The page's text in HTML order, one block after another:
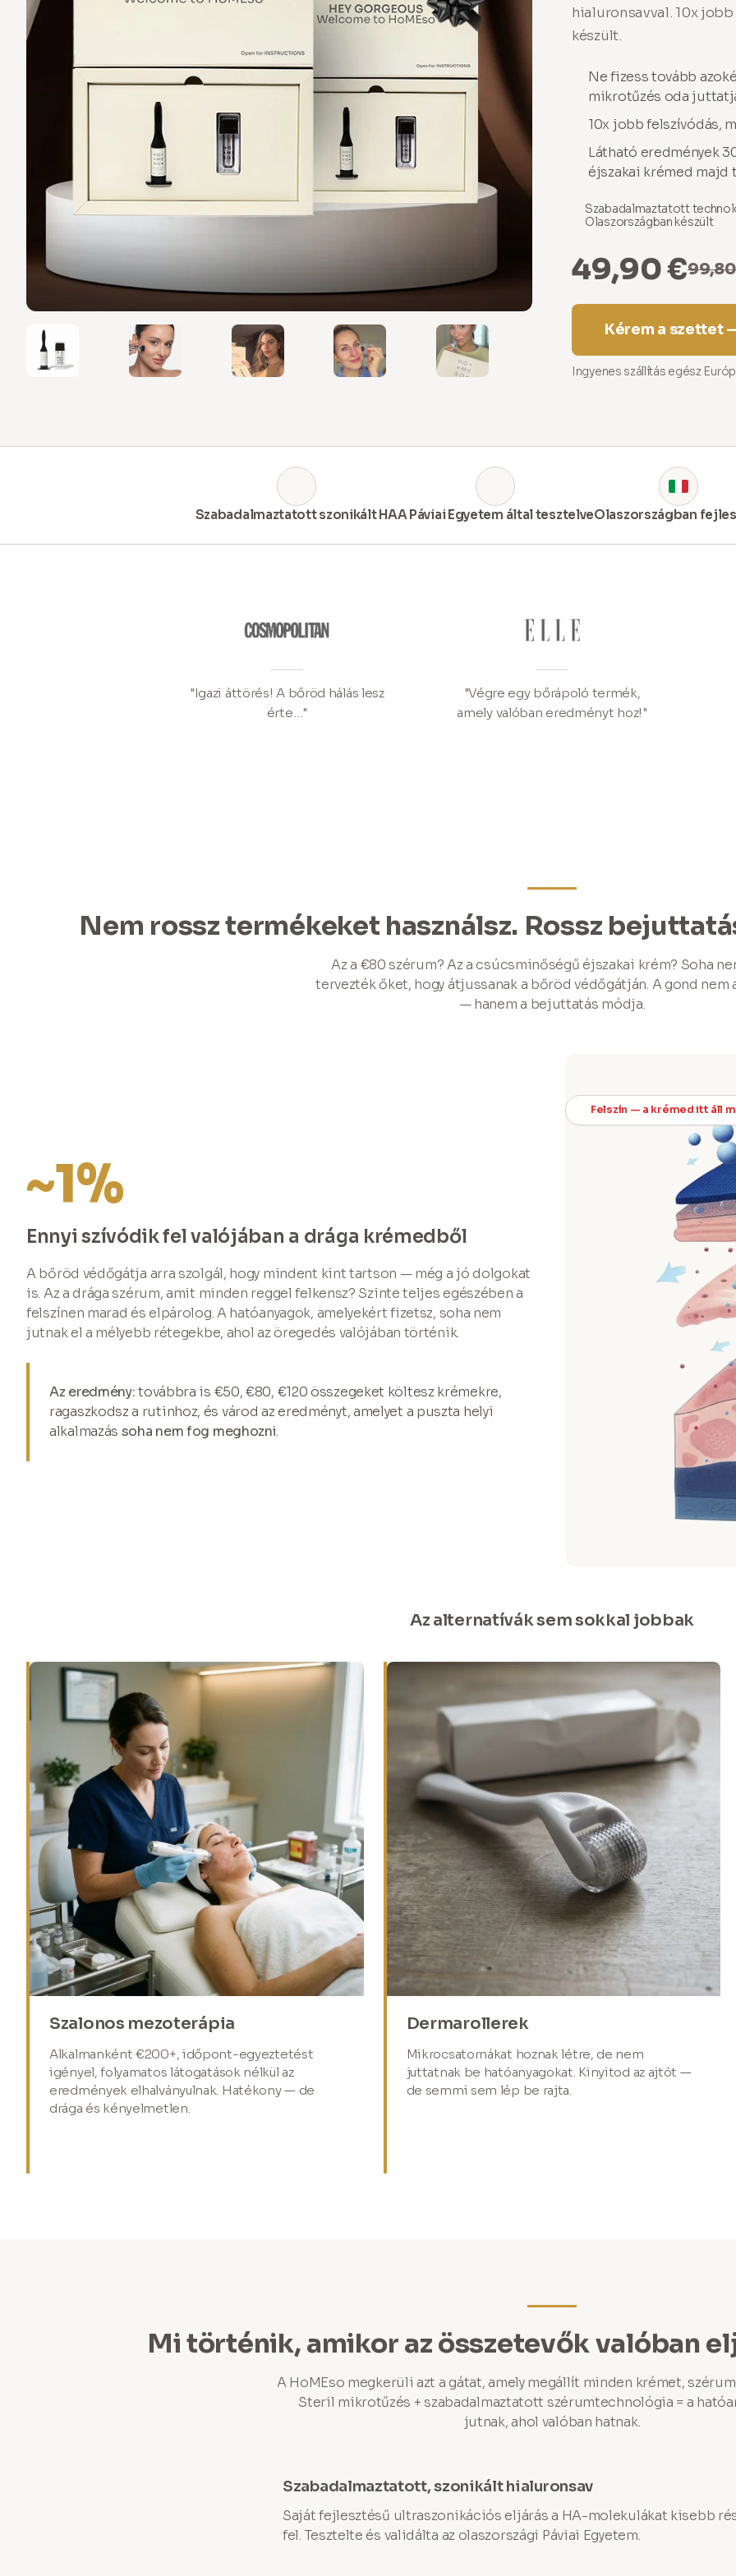
hialuronsavval. 10x
készült.
Ne fizess tovább
mikrotűzés oda
10x jobb felszívódás,
Látható eredmények
éjszakai krémed majd
Szabadalmaztatott
Olaszországban készült
49,90 €
Kérem a szettet
Ingyenes szállítás egész
Szabadalmaztatott szonikált HAA Páviai Egyetem által tesztelveOlaszországban
"Igazi áttörés! A bőröd hálás lesz
érte…"
"Végre egy bőrápoló termék,
amely valóban eredményt hoz!"
Nem rossz termékeket használsz. Rossz
Az a €80 szérum? Az a csúcsminőségű éjszakai krém? Soha
tervezték őket, hogy átjussanak a bőröd védőgátján. A gond nem
— hanem a bejuttatás módja.
~1%
Ennyi szívódik fel valójában a drága krémedből
A bőröd védőgátja arra szolgál, hogy mindent kint tartson — még a jó dolgokat
is. Az a drága szérum, amit minden reggel felkensz? Szinte teljes egészében a
felszínen marad és elpárolog. A hatóanyagok, amelyekért fizetsz, soha nem
jutnak el a mélyebb rétegekbe, ahol az öregedés valójában történik.
Az eredmény:továbbra is €50, €80, €120 összegeket költesz krémekre,
ragaszkodsz a rutinhoz, és várod az eredményt, amelyet a puszta helyi
alkalmazás soha nem fog meghozni.
Felszín — a krémed itt áll
Az alternatívák sem sokkal jobbak
Szalonos mezoterápia
Alkalmanként €200+, időpont-egyeztetést
igényel, folyamatos látogatások nélkül az
eredmények elhalványulnak. Hatékony — de
drága és kényelmetlen.
Dermarollerek
Mikrocsatornákat hoznak létre, de nem
juttatnak be hatóanyagokat. Kinyitod az ajtót —
de semmi sem lép be rajta.
Mi történik, amikor az összetevők valóban
A HoMEso megkerüli azt a gátat, amely megállít minden krémet,
Steril mikrotűzés + szabadalmaztatott szérumtechnológia = a
jutnak, ahol valóban hatnak.
Szabadalmaztatott, szonikált hialuronsav
Saját fejlesztésű ultraszonikációs eljárás a HA-molekulákat kisebb
fel. Tesztelte és validálta az olaszországi Páviai Egyetem.